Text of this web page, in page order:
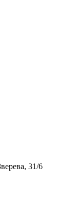
31/6